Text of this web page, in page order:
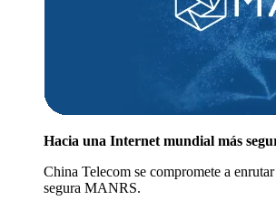
Hacia una Internet mundial más
China Telecom se compromete a
segura MANRS.